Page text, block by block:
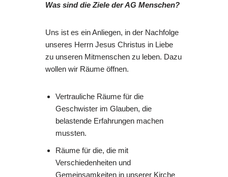
Was sind die Ziele der AG Menschen?
Uns ist es ein Anliegen, in der Nachfolge
unseres Herrn Jesus Christus in Liebe
zu unseren Mitmenschen zu leben. Dazu
wollen wir Räume öffnen.
Vertrauliche Räume für die
Geschwister im Glauben, die
belastende Erfahrungen machen
mussten.
Räume für die, die mit
Verschiedenheiten und
Gemeinsamkeiten in unserer Kirche